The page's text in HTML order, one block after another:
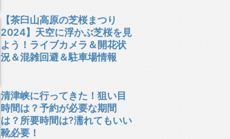
【茶臼山高原の芝桜まつり
2024】天空に浮かぶ芝桜を見
よう！ライブカメラ＆開花状
況＆混雑回避＆駐車場情報
清津峡に行ってきた！狙い目
時間は？予約が必要な期間
は？所要時間は?濡れてもいい
靴必要！